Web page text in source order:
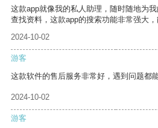
这款app就像我的私人助理，随时随地为
查找资料，这款app的搜索功能非常强大
2024-10-02
游客
这款软件的售后服务非常好，遇到问题都
2024-10-02
游客